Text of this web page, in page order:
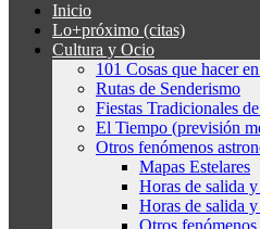
Inicio
Lo+próximo (citas)
Cultura y Ocio
101 Cosas que hacer
Rutas de Senderismo
Fiestas Tradicionales
El Tiempo (previsión
Otros fenómenos
Mapas Estelares
Horas de salida
Horas de salida
Otros fenómenos